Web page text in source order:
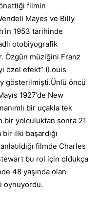
filmin
Mayes ve Billy
1953 tarihinde
otobiyografik
Özgün müziğini Franz
özel efekt” (Louis
gösterilmişti.Ünlü öncü
1927’de New
bir uçakla tek
bir yolculuktan sonra 21
bir ilki başardığı
filmde Charles
bu rol için oldukça
48 yaşında olan
oynuyordu.